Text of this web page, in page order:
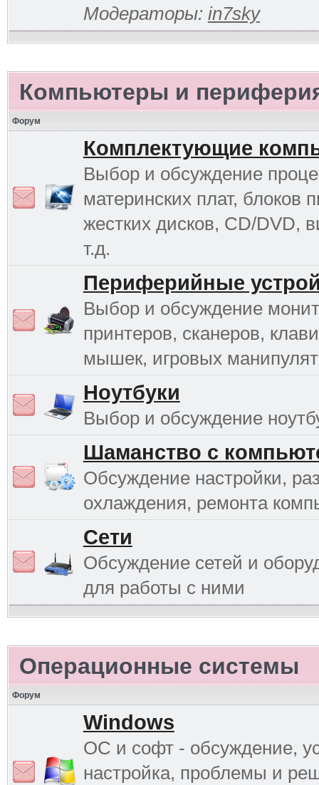
Модераторы: in7sky
Компьютеры и
Форум
Комплектующие
Выбор и обсуждение
материнских плат, блоков
жестких дисков, CD/DVD,
т.д.
Периферийные
Выбор и обсуждение
принтеров, сканеров,
мышек, игровых
Ноутбуки
Выбор и обсуждение
Шаманство с
Обсуждение настройки,
охлаждения, ремонта
Сети
Обсуждение сетей и
для работы с ними
Операционные системы
Форум
Windows
ОС и софт - обсуждение,
настройка, проблемы и